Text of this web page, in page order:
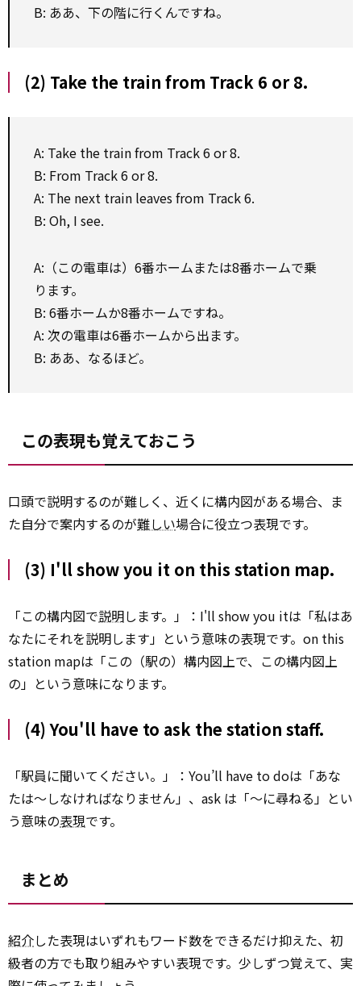
B: ああ、下の階に行くんですね。
(2) Take the train from Track 6 or 8.
A: Take the train from Track 6 or 8.
B: From Track 6 or 8.
A: The next train leaves from Track 6.
B: Oh, I see.
A:（この電車は）6番ホームまたは8番ホームで乗
ります。
B: 6番ホームか8番ホームですね。
A: 次の電車は6番ホームから出ます。
B: ああ、なるほど。
この表現も覚えておこう
口頭で説明するのが難しく、近くに構内図がある場合、ま
た自分で案内するのが難しい場合に役立つ表現です。
(3) I'll show you it on this station map.
「この構内図で説明します。」：I'll show you itは「私はあ
なたにそれを説明します」という意味の表現です。on this
station mapは「この（駅の）構内図上で、この構内図上
の」という意味になります。
(4) You'll have to ask the station staff.
「駅員に聞いてください。」：You’ll have to doは「あな
たは～しなければなりません」、ask は「～に尋ねる」とい
う意味の表現です。
まとめ
紹介した表現はいずれもワード数をできるだけ抑えた、初
級者の方でも取り組みやすい表現です。少しずつ覚えて、実